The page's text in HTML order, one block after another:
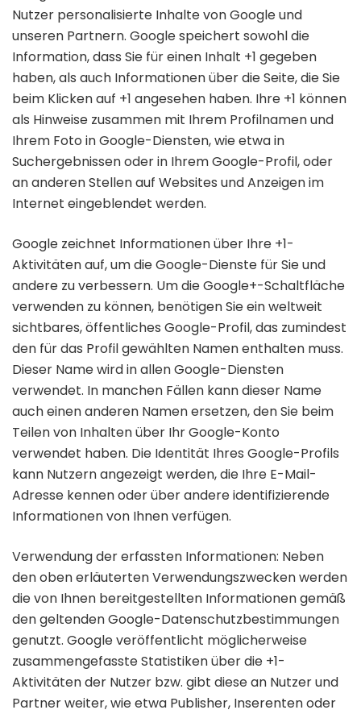
Nutzer personalisierte Inhalte von Google und
unseren Partnern. Google speichert sowohl die
Information, dass Sie für einen Inhalt +1 gegeben
haben, als auch Informationen über die Seite, die Sie
beim Klicken auf +1 angesehen haben. Ihre +1 können
als Hinweise zusammen mit Ihrem Profilnamen und
Ihrem Foto in Google-Diensten, wie etwa in
Suchergebnissen oder in Ihrem Google-Profil, oder
an anderen Stellen auf Websites und Anzeigen im
Internet eingeblendet werden.
Google zeichnet Informationen über Ihre +1-
Aktivitäten auf, um die Google-Dienste für Sie und
andere zu verbessern. Um die Google+-Schaltfläche
verwenden zu können, benötigen Sie ein weltweit
sichtbares, öffentliches Google-Profil, das zumindest
den für das Profil gewählten Namen enthalten muss.
Dieser Name wird in allen Google-Diensten
verwendet. In manchen Fällen kann dieser Name
auch einen anderen Namen ersetzen, den Sie beim
Teilen von Inhalten über Ihr Google-Konto
verwendet haben. Die Identität Ihres Google-Profils
kann Nutzern angezeigt werden, die Ihre E-Mail-
Adresse kennen oder über andere identifizierende
Informationen von Ihnen verfügen.
Verwendung der erfassten Informationen: Neben
den oben erläuterten Verwendungszwecken werden
die von Ihnen bereitgestellten Informationen gemäß
den geltenden Google-Datenschutzbestimmungen
genutzt. Google veröffentlicht möglicherweise
zusammengefasste Statistiken über die +1-
Aktivitäten der Nutzer bzw. gibt diese an Nutzer und
Partner weiter, wie etwa Publisher, Inserenten oder